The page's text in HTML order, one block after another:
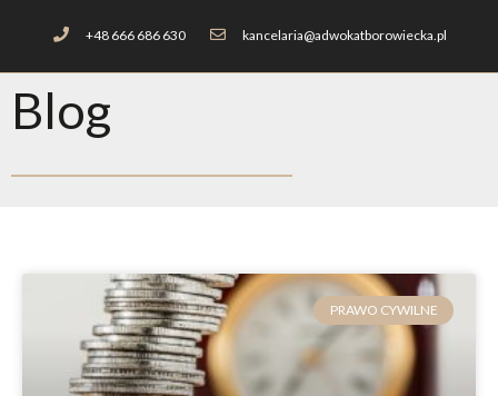
+48 666 686 630 kancelaria@adwokatborowiecka.pl
Blog
PRAWO CYWILNE